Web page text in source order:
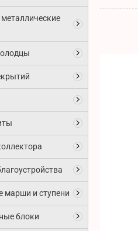
марши и ступени
блоки